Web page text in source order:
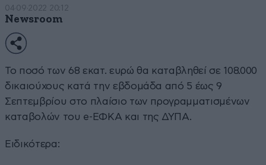
04·09·2022 20:12
Newsroom
Το ποσό των 68 εκατ. ευρώ θα καταβληθεί σε 108.000
δικαιούχους κατά την εβδομάδα από 5 έως 9
Σεπτεμβρίου στο πλαίσιο των προγραμματισμένων
καταβολών του e-ΕΦΚΑ και της ΔΥΠΑ.
Ειδικότερα: